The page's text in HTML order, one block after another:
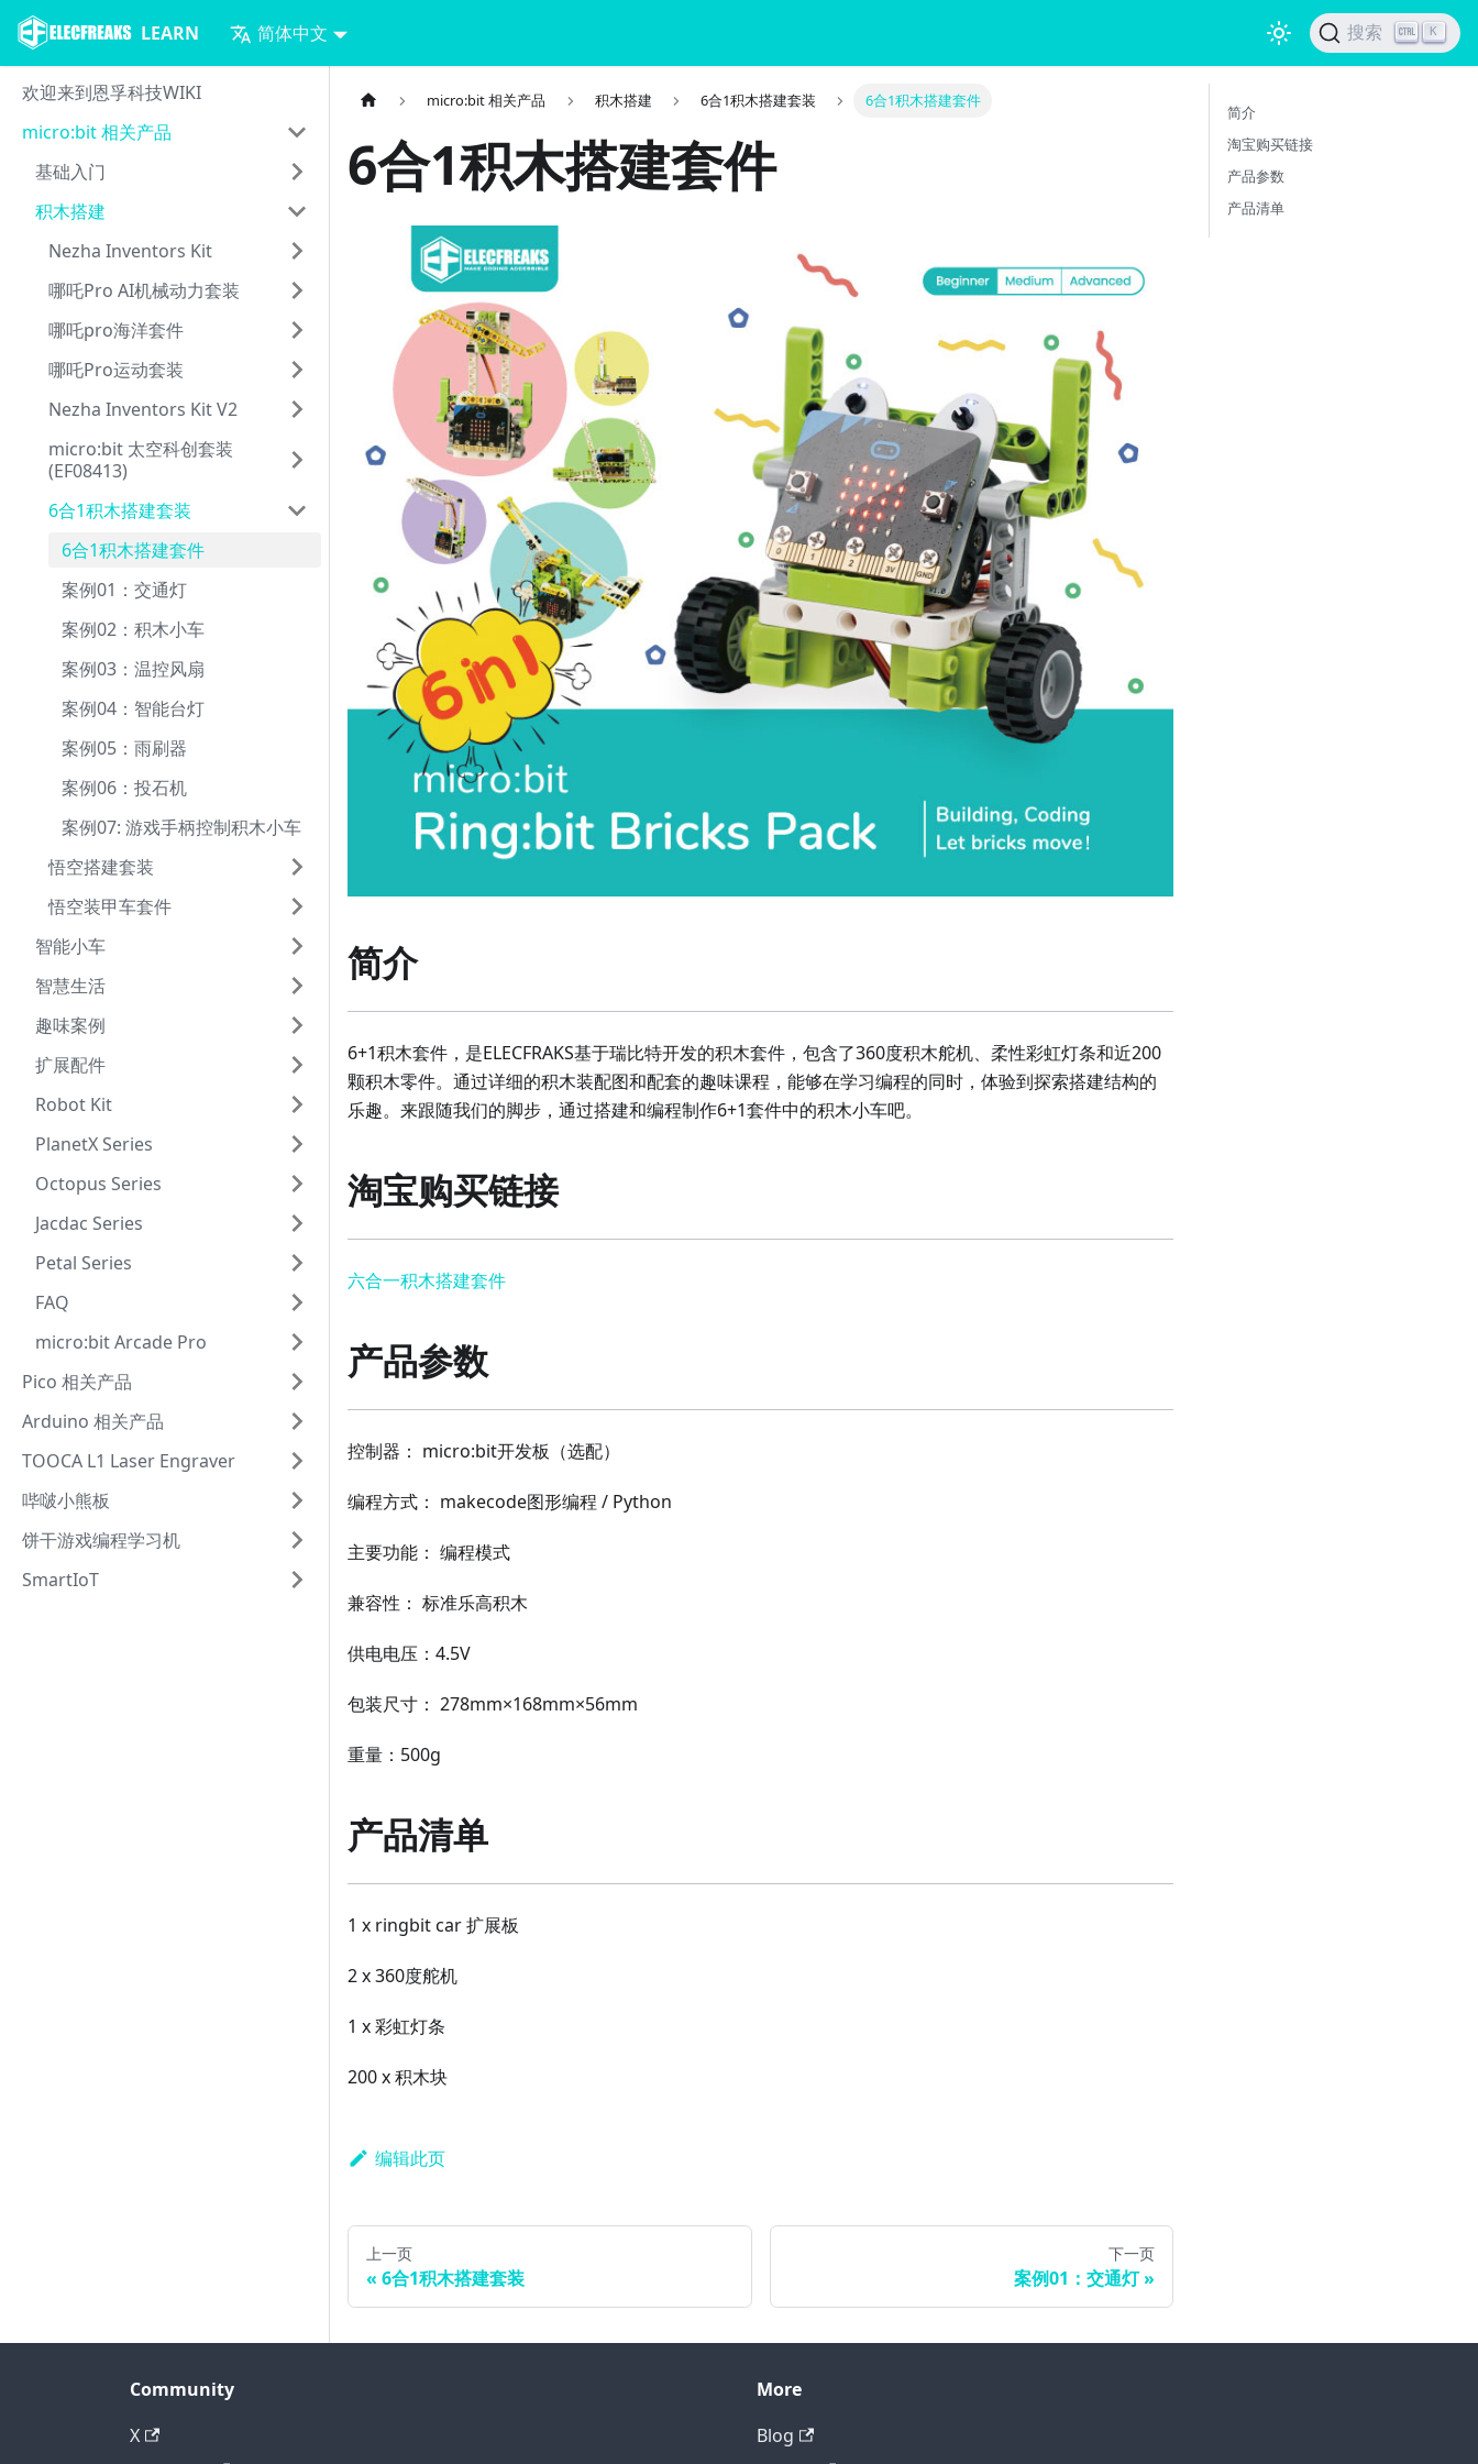
LEARN 简体中文 搜索 K
欢迎来到恩孚科技WIKI
micro:bit 相关产品
基础入门
积木搭建
Nezha Inventors Kit
哪吒Pro AI机械动力套装
哪吒pro海洋套件
哪吒Pro运动套装
Nezha Inventors Kit V2
micro:bit 太空科创套装
(EF08413)
6合1积木搭建套装
6合1积木搭建套件
案例01：交通灯
案例02：积木小车
案例03：温控风扇
案例04：智能台灯
案例05：雨刷器
案例06：投石机
案例07: 游戏手柄控制积木小车
悟空搭建套装
悟空装甲车套件
智能小车
智慧生活
趣味案例
扩展配件
Robot Kit
PlanetX Series
Octopus Series
Jacdac Series
Petal Series
FAQ
micro:bit Arcade Pro
Pico 相关产品
Arduino 相关产品
TOOCA L1 Laser Engraver
哔啵小熊板
饼干游戏编程学习机
SmartIoT
micro:bit 相关产品 积木搭建 6合1积木搭建套装 6合1积木搭建套件
6合1积木搭建套件
简介
6+1积木套件，是ELECFRAKS基于瑞比特开发的积木套件，包含了360度积木舵机、柔性彩虹灯条和近200
颗积木零件。通过详细的积木装配图和配套的趣味课程，能够在学习编程的同时，体验到探索搭建结构的
乐趣。来跟随我们的脚步，通过搭建和编程制作6+1套件中的积木小车吧。
淘宝购买链接
六合一积木搭建套件
产品参数
控制器： micro:bit开发板（选配）
编程方式： makecode图形编程 / Python
主要功能： 编程模式
兼容性： 标准乐高积木
供电电压：4.5V
包装尺寸： 278mm×168mm×56mm
重量：500g
产品清单
1 x ringbit car 扩展板
2 x 360度舵机
1 x 彩虹灯条
200 x 积木块
编辑此页
上一页
6合1积木搭建套装
下一页
案例01：交通灯
简介
淘宝购买链接
产品参数
产品清单
Community
X
More
Blog